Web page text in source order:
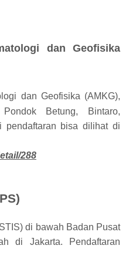
dan Geofisika
dan Geofisika (AMKG),
Betung, Bintaro,
pendaftaran bisa dilihat di
288
di bawah Badan Pusat
di Jakarta. Pendaftaran